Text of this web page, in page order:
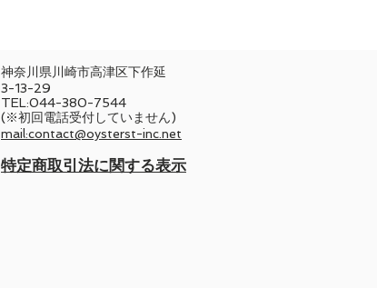
神奈川県川崎市高津区下作延
3-13-29
TEL:044-380-7544
(※初回電話受付していません)
mail:contact@oysterst-inc.net
​特定商取引法に関する表示